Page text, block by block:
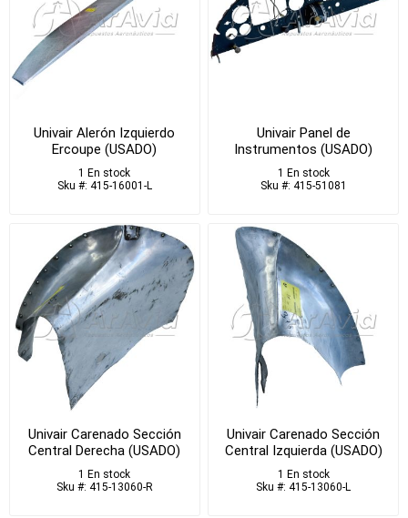
Univair Alerón Izquierdo
Ercoupe (USADO)
1 En stock
Sku #: 415-16001-L
Univair Panel de
Instrumentos (USADO)
1 En stock
Sku #: 415-51081
Univair Carenado Sección
Central Derecha (USADO)
1 En stock
Sku #: 415-13060-R
Univair Carenado Sección
Central Izquierda (USADO)
1 En stock
Sku #: 415-13060-L